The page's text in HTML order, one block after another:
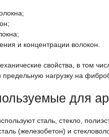
и концентрации волокон.
свойства, в том
нагрузку на
для
сталь, стекло,
(железобетон) и